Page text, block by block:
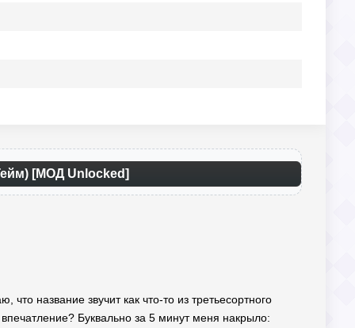
[МОД Unlocked]
название звучит как что-то из третьесортного
Буквально за 5 минут меня накрыло: